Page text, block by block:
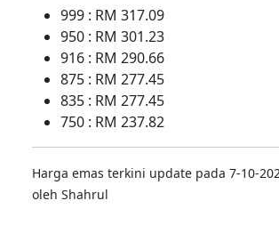
999 : RM 317.09
950 : RM 301.23
916 : RM 290.66
875 : RM 277.45
835 : RM 277.45
750 : RM 237.82
Harga emas terkini update pada 7-10-
oleh Shahrul